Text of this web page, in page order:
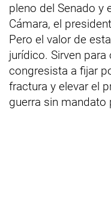
pleno del Senado y
Cámara, el
Pero el valor de
jurídico. Sirven
congresista a fijar
fractura y elevar el
guerra sin mandato